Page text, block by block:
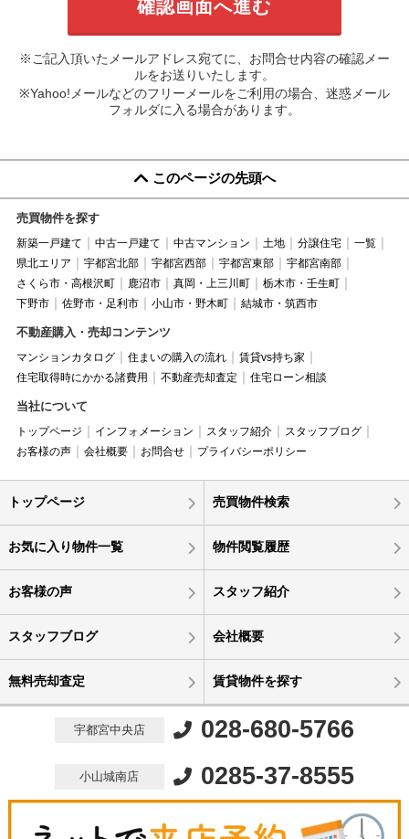
※ご記入頂いたメールアドレス宛てに、お問合せ内容の確認メー
ルをお送りいたします。
※Yahoo!メールなどのフリーメールをご利用の場合、迷惑メール
フォルダに入る場合があります。
このページの先頭へ
売買物件を探す
新築一戸建て 中古一戸建て 中古マンション 土地 分譲住宅
一覧
県北エリア
宇都宮北部 宇都宮西部 宇都宮東部
宇都宮南部
さくら市・高根沢町
鹿沼市 真岡・上三川町
栃木市・壬生町
下野市
佐野市・足利市 小山市・野木町 結城市・筑西市
不動産購入・売却コンテンツ
マンションカタログ 住まいの購入の流れ
賃貸vs持ち家
住宅取得時にかかる諸費用
不動産売却査定 住宅ローン相談
当社について
トップページ インフォメーション スタッフ紹介
スタッフブログ
お客様の声
会社概要 お問合せ プライバシーポリシー
トップページ 売買物件検索
お気に入り物件一覧 物件閲覧履歴
お客様の声 スタッフ紹介
スタッフブログ 会社概要
無料売却査定 賃貸物件を探す
宇都宮中央店 028-680-5766
小山城南店 0285-37-8555